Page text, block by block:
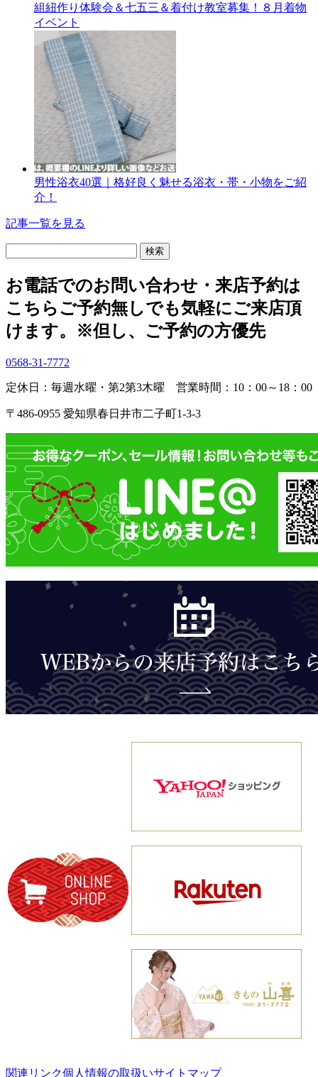
組紐作り体験会＆七五三＆着付け教室募集！８月着物
イベント
男性浴衣40選｜格好良く魅せる浴衣・帯・小物をご紹
介！
記事一覧を見る
お電話でのお問い合わせ・ 来店予約は
こちらご予約無しでも気軽にご来店頂
けます。
※但し、ご予約の方優先
0568-31-7772
定休日：毎週水曜・第2第3木曜 営業時間：10：00～18：00
〒486-0955 愛知県春日井市二子町1-3-3
関連リンク個人情報の取扱いサイトマップ